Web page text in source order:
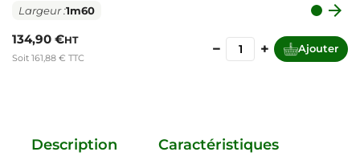
Largeur :1m60 
134,90 €HT
Soit 161,88 € TTC
− + Ajouter
Description Caractéristiques